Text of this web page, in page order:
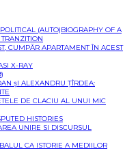
(AUTO)BIOGRAPHY OF A
CUMPĂR APARTAMENT ÎN ACEST
X-RAY
șI ALEXANDRU ȚÎRDEA:
DE CLACIU AL UNUI MIC
HISTORIES
UNIRE SI DISCURSUL
CA ISTORIE A MEDIILOR